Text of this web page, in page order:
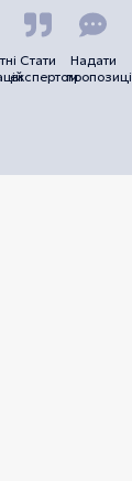
Стати
експертом
Надати